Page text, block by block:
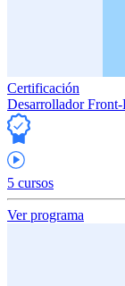
Certificación
Desarrollador
5 cursos
Ver programa